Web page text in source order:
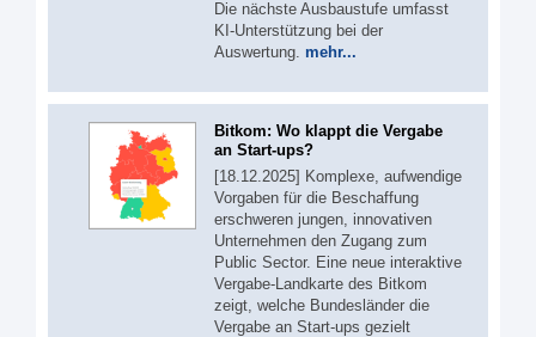
Die nächste Ausbaustufe umfasst
KI-Unterstützung bei der
Auswertung. mehr...
Bitkom: Wo klappt die Vergabe
an Start-ups?
[18.12.2025] Komplexe, aufwendige
Vorgaben für die Beschaffung
erschweren jungen, innovativen
Unternehmen den Zugang zum
Public Sector. Eine neue interaktive
Vergabe-Landkarte des Bitkom
zeigt, welche Bundesländer die
Vergabe an Start-ups gezielt